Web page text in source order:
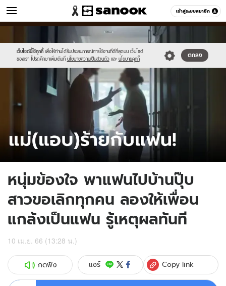
เข้าสู่ระบบสมาชิก
ข่าว หมวดอื่นๆ
เว็บไซต์นี้ใช้คุกกี้ เพื่อให้ท่านได้รับประสบการณ์การใช้งานที่ดีที่สุดบน เว็บไซต์
ของเรา โปรดศึกษาเพิ่มเติมที่ นโยบายความเป็นส่วนตัว และ นโยบายคุกกี้
ตกลง
//s.isanook.com/sr/0/images/logo-
new-
sanook.png
//s.isanook.com/ns/0/ud/1763/8817550/template-
update-
april2023.jpg
หนุ่มข้องใจ พาแฟนไปบ้านปุ๊บ
สาวขอเลิกทุกคน ลองให้เพื่อน
แกล้งเป็นแฟน รู้เหตุผลทันที
10 เม.ย. 66 (13:28 น.)
กดฟัง แชร์ Copy link